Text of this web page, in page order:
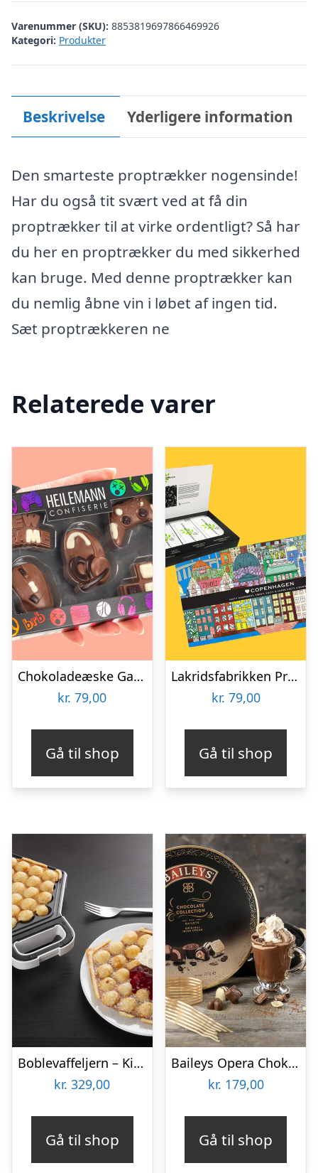
Varenummer (SKU): 8853819697866469926
Kategori: Produkter
Beskrivelse Yderligere information
Den smarteste proptrækker nogensinde!
Har du også tit svært ved at få din
proptrækker til at virke ordentligt? Så har
du her en proptrækker du med sikkerhed
kan bruge. Med denne proptrækker kan
du nemlig åbne vin i løbet af ingen tid.
Sæt proptrækkeren ne
Relaterede varer
Chokoladeæske Gaming
kr. 79,00
Gå til shop
Lakridsfabrikken Premiumlakrids – Copenhagen
kr. 79,00
Gå til shop
Boblevaffeljern – KitchPro
kr. 329,00
Gå til shop
Baileys Opera Chokoladeæske
kr. 179,00
Gå til shop